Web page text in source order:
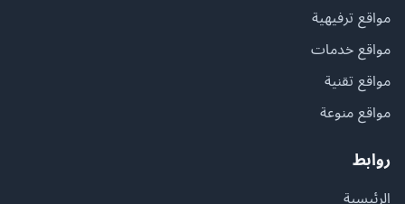
مواقع ترفيهية
مواقع خدمات
مواقع تقنية
مواقع منوعة
روابط
الرئيسية